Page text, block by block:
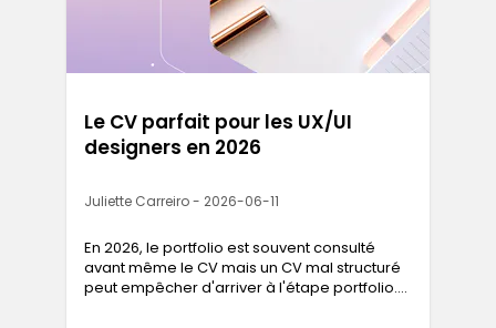
Le CV parfait pour les UX/UI
designers en 2026
Juliette Carreiro - 2026-06-11
En 2026, le portfolio est souvent consulté
avant même le CV mais un CV mal structuré
peut empêcher d'arriver à l'étape portfolio.